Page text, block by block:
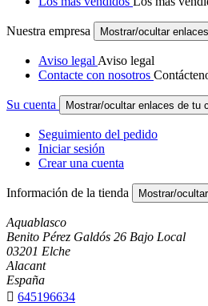
Nuestra empresa Mostrar/ocultar
Aviso legal Aviso legal
Contacte con nosotros
Su cuenta Mostrar/ocultar enlaces de tu
Seguimiento del pedido
Iniciar sesión
Crear una cuenta
Información de la tienda Mostrar/
Aquablasco
Benito Pérez Galdós 26 Bajo Local
03201 Elche
Alacant
España
 645196634